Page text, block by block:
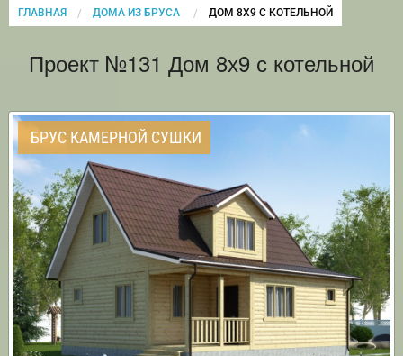
ГЛАВНАЯ ДОМА ИЗ БРУСА CURRENT:
ДОМ 8Х9 С КОТЕЛЬНОЙ
Проект №131 Дом 8х9 с котельной
БРУС КАМЕРНОЙ СУШКИ